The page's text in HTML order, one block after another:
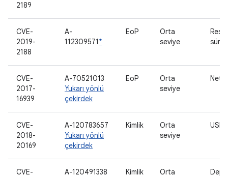
2189
CVE-
2019-
2188
A-
112309571*
EoP
Orta
seviye
CVE-
2017-
16939
A-70521013
Yukarı yönlü
çekirdek
EoP
Orta
seviye
CVE-
2018-
20169
A-120783657
Yukarı yönlü
çekirdek
Kimlik
Orta
seviye
USB
CVE-
A-120491338
Kimlik
Orta